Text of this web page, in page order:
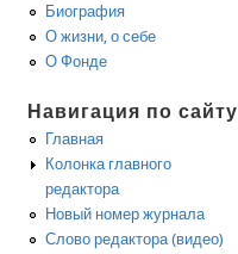
Биография
О жизни, о себе
О Фонде
Навигация по сайту
Главная
Колонка главного
редактора
Новый номер журнала
Слово редактора (видео)